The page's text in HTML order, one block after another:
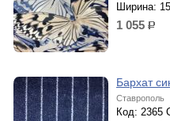
Ширина:
1 055 р.
Бархат
Ставрополь
Код: 2365